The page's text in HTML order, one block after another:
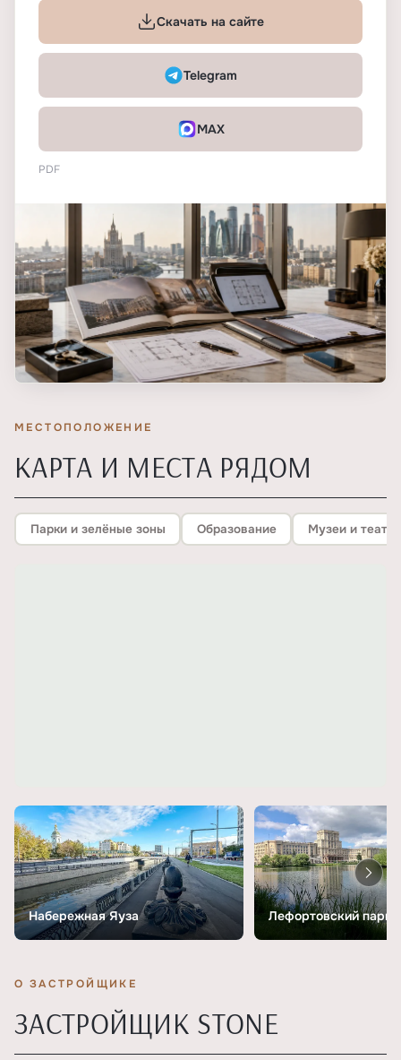
Скачать на сайте
Telegram
MAX
PDF
МЕСТОПОЛОЖЕНИЕ
КАРТА И МЕСТА РЯДОМ
Парки и зелёные зоны Образование Музеи и
Набережная Яуза Лефортовский парк
О ЗАСТРОЙЩИКЕ
ЗАСТРОЙЩИК STONE